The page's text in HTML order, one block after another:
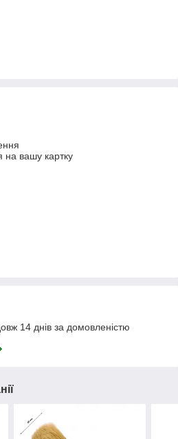
на вашу картку
14 днів за домовленістю